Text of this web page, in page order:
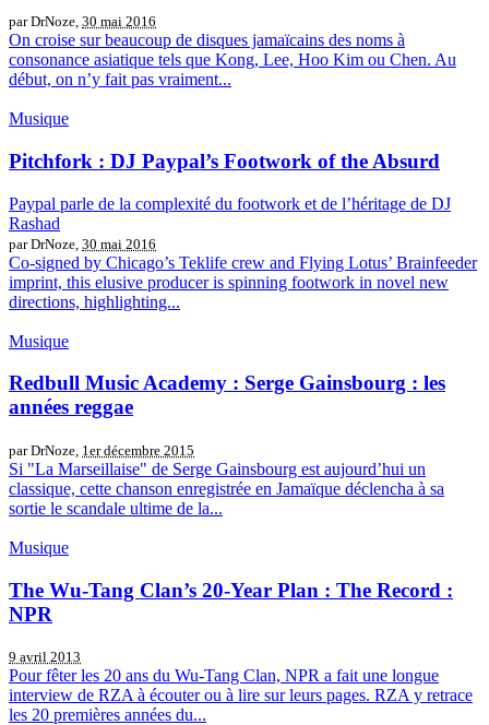
par DrNoze, 30 mai 2016
On croise sur beaucoup de disques jamaïcains des noms à
consonance asiatique tels que Kong, Lee, Hoo Kim ou Chen. Au
début, on n’y fait pas vraiment...
Musique
Pitchfork : DJ Paypal’s Footwork of the Absurd
Paypal parle de la complexité du footwork et de l’héritage de DJ
Rashad
par DrNoze, 30 mai 2016
Co-signed by Chicago’s Teklife crew and Flying Lotus’ Brainfeeder
imprint, this elusive producer is spinning footwork in novel new
directions, highlighting...
Musique
Redbull Music Academy : Serge Gainsbourg : les
années reggae
par DrNoze, 1er décembre 2015
Si "La Marseillaise" de Serge Gainsbourg est aujourd’hui un
classique, cette chanson enregistrée en Jamaïque déclencha à sa
sortie le scandale ultime de la...
Musique
The Wu-Tang Clan’s 20-Year Plan : The Record :
NPR
9 avril 2013
Pour fêter les 20 ans du Wu-Tang Clan, NPR a fait une longue
interview de RZA à écouter ou à lire sur leurs pages. RZA y retrace
les 20 premières années du...